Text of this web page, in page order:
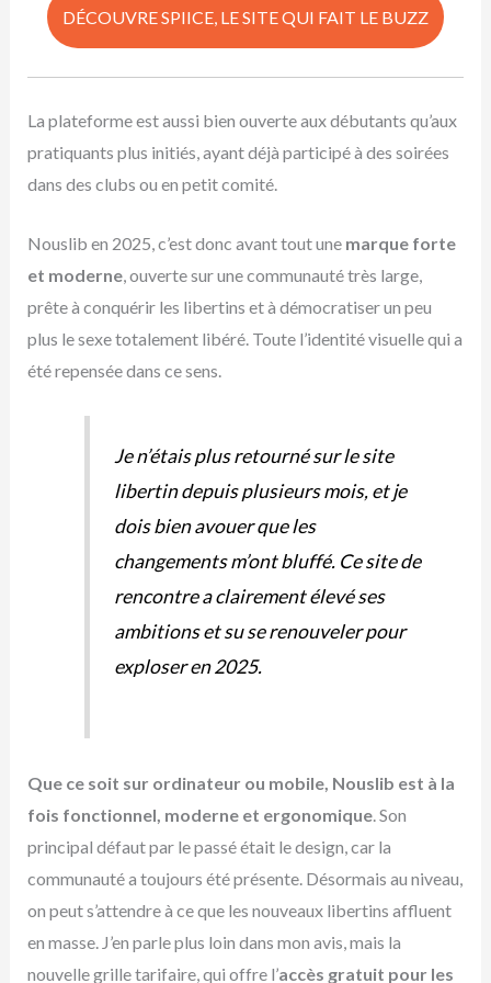
DÉCOUVRE SPIICE, LE SITE QUI FAIT LE BUZZ
La plateforme est aussi bien ouverte aux débutants qu’aux
pratiquants plus initiés, ayant déjà participé à des soirées
dans des clubs ou en petit comité.
Nouslib en 2025, c’est donc avant tout une marque forte
et moderne, ouverte sur une communauté très large,
prête à conquérir les libertins et à démocratiser un peu
plus le sexe totalement libéré. Toute l’identité visuelle qui a
été repensée dans ce sens.
Je n’étais plus retourné sur le site
libertin depuis plusieurs mois, et je
dois bien avouer que les
changements m’ont bluffé. Ce site de
rencontre a clairement élevé ses
ambitions et su se renouveler pour
exploser en 2025.
Que ce soit sur ordinateur ou mobile, Nouslib est à la
fois fonctionnel, moderne et ergonomique. Son
principal défaut par le passé était le design, car la
communauté a toujours été présente. Désormais au niveau,
on peut s’attendre à ce que les nouveaux libertins affluent
en masse. J’en parle plus loin dans mon avis, mais la
nouvelle grille tarifaire, qui offre l’accès gratuit pour les